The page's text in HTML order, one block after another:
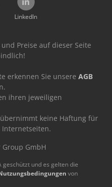
LinkedIn
Preise auf dieser Seite
erkennen Sie unsere AGB
ihren jeweiligen
keine Haftung für
GmbH
geschützt und es gelten die
von